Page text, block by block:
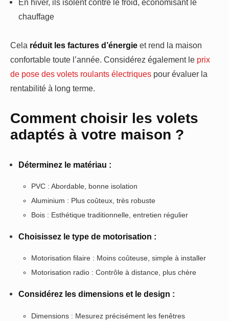
En hiver, ils isolent contre le froid, économisant le
chauffage
Cela réduit les factures d’énergie et rend la maison
confortable toute l’année. Considérez également le prix
de pose des volets roulants électriques pour évaluer la
rentabilité à long terme.
Comment choisir les volets
adaptés à votre maison ?
Déterminez le matériau :
PVC : Abordable, bonne isolation
Aluminium : Plus coûteux, très robuste
Bois : Esthétique traditionnelle, entretien régulier
Choisissez le type de motorisation :
Motorisation filaire : Moins coûteuse, simple à installer
Motorisation radio : Contrôle à distance, plus chère
Considérez les dimensions et le design :
Dimensions : Mesurez précisément les fenêtres